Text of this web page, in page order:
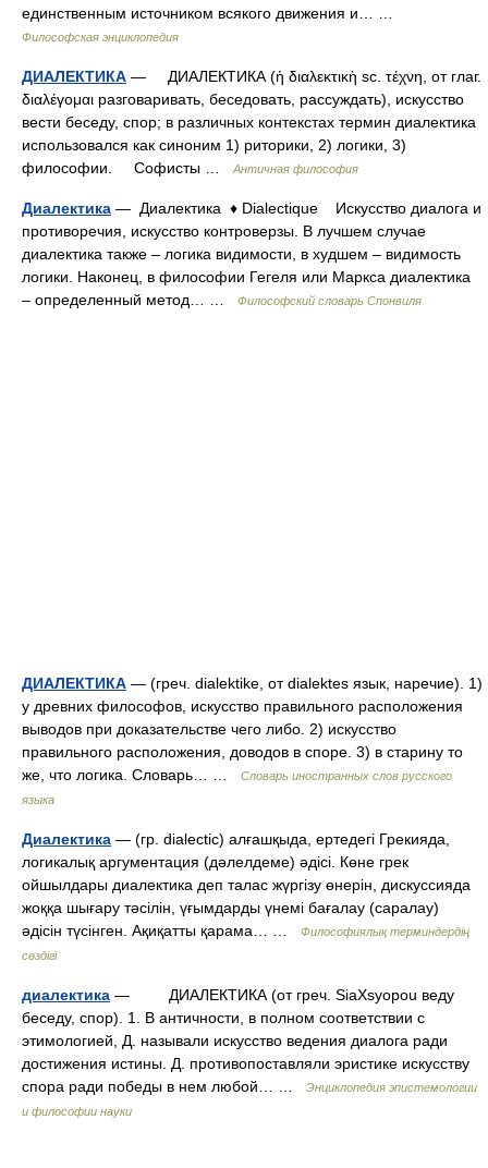
единственным источником всякого движения и… …
Философская энциклопедия
ДИАЛЕКТИКА — ДИАЛЕКТИКА (ἡ διαλεκτικὴ sc. τέχνη, от глаг.
διαλέγομαι разговаривать, беседовать, рассуждать), искусство
вести беседу, спор; в различных контекстах термин диалектика
использовался как синоним 1) риторики, 2) логики, 3)
философии. Софисты …
Античная философия
Диалектика — Диалектика ♦ Dialectique Искусство диалога и
противоречия, искусство контроверзы. В лучшем случае
диалектика также – логика видимости, в худшем – видимость
логики. Наконец, в философии Гегеля или Маркса диалектика
– определенный метод… …
Философский словарь Спонвиля
ДИАЛЕКТИКА — (греч. dialektike, от dialektes язык, наречие). 1)
у древних философов, искусство правильного расположения
выводов при доказательстве чего либо. 2) искусство
правильного расположения, доводов в споре. 3) в старину то
же, что логика. Словарь… …
Словарь иностранных слов русского
языка
Диалектика — (гр. dialectic) алғашқыда, ертедегі Грекияда,
логикалық аргументация (дәлелдеме) әдісі. Көне грек
ойшылдары диалектика деп талас жүргізу өнерін, дискуссияда
жоққа шығару тәсілін, үғымдарды үнемі бағалау (саралау)
әдісін түсінген. Ақиқатты қарама… …
Философиялық терминдердің
сөздігі
диалектика — ДИАЛЕКТИКА (от греч. SiaXsyopou веду
беседу, спор). 1. В античности, в полном соответствии с
этимологией, Д. называли искусство ведения диалога ради
достижения истины. Д. противопоставляли эристике искусству
спора ради победы в нем любой… …
Энциклопедия эпистемологии
и философии науки